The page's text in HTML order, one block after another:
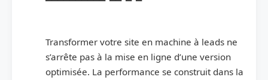
Transformer votre site en machine à leads ne
s’arrête pas à la mise en ligne d’une version
optimisée. La performance se construit dans la